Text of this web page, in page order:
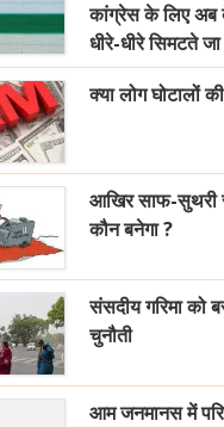
कांग्रेस के लिए अब
धीरे-धीरे सिमटते
क्या लोग घोटालों
आखिर साफ-सुथरी
कौन बनेगा ?
संसदीय गरिमा को
चुनौती
आम जनमानस में